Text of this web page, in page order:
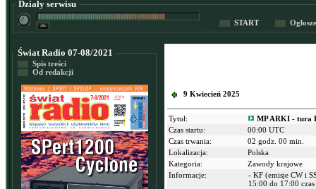
Działy serwisu
START
Świat Radio 07-08/2021
Spis treści
Od redakcji
9 Kwiecień 2025
Tytuł:
MP ARKI - tura
Czas startu:
00:00 UTC
Czas trwania:
02 godz. 00 min.
Lokalizacja:
Polska
Kategoria:
Zawody krajowe
Informacje:
- KF (emisje CW i
15:00 do 17:00